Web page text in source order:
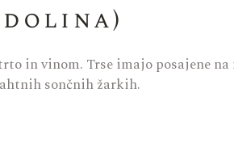
in vinom. Trse imajo posajene
sončnih žarkih.